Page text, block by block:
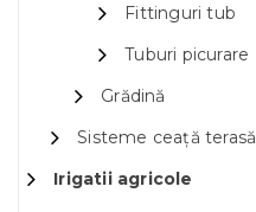
Fittinguri tub
Tuburi picurare
Grădină
Sisteme ceață terasă
Irigatii agricole